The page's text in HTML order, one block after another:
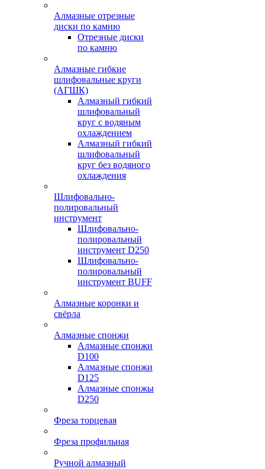
Алмазные отрезные
диски по камню
Отрезные диски
по камню
Алмазные гибкие
шлифовальные круги
(АГШК)
Алмазный гибкий
шлифовальный
круг с водяным
охлаждением
Алмазный гибкий
шлифовальный
круг без водяного
охлаждения
Шлифовально-
полировальный
инструмент
Шлифовально-
полировальный
инструмент D250
Шлифовально-
полировальный
инструмент BUFF
Алмазные коронки и
свёрла
Алмазные спонжи
Алмазные спонжи
D100
Алмазные спонжи
D125
Алмазные спонжы
D250
Фреза торцевая
Фреза профильная
Ручной алмазный